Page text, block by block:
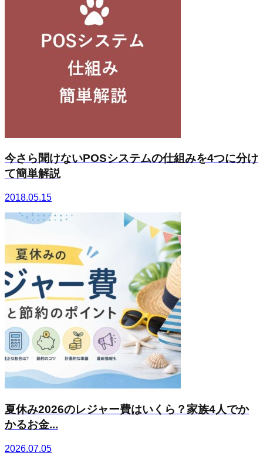
今さら聞けないPOSシステムの仕組みを4つに分け
て簡単解説
2018.05.15
夏休み2026のレジャー費はいくら？家族4人でか
かるお金...
2026.07.05